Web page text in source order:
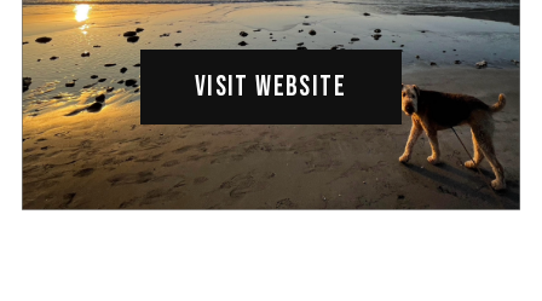
VISIT WEBSITE